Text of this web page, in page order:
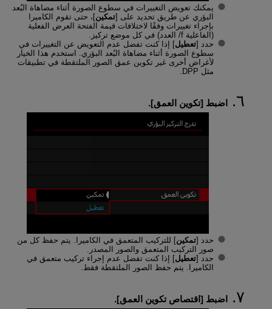
يمكنك تعويض التغييرات في سطوع الصورة أثناء مضاهاة البُعد
البؤري عن طريق تحديد على [تمكين]، حتى تقوم الكاميرا
بإجراء تغييرات وفقًا لاختلافات قيمة الفتحة العرض الفعلية
(الفاعلية f/ العدد) في كل موضع تركيز.
حدد [تعطيل] إذا كنت تفضل عدم التعويض عن التغييرات في
سطوع الصورة أثناء مضاهاة البُعد البؤري. استخدم هذا الخيار
لأغراض أخرى غير تكوين عمق الصور الملتقطة في تطبيقات
مثل DPP.
اضبط [تكوين العمق].
حدد [تمكين] للتركيب المتعمق في الكاميرا. يتم حفظ كل من
صور التركيب المتعمق والصور المصدر.
حدد [تعطيل] إذا كنت تفضل عدم إجراء تركيب متعمق في
الكاميرا. يتم حفظ الصور الملتقطة فقط.
اضبط [اقتصاص تكوين العمق].